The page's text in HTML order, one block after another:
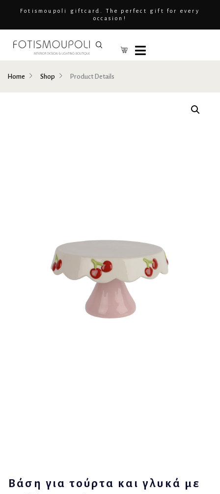
Fotismoupoli giftcard. The perfect gift for every
occasion!
Home Shop Product Details
Βάση για τούρτα και γλυκά με